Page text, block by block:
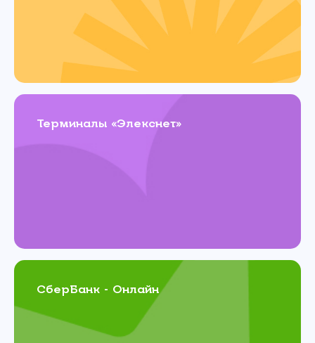
Терминалы «Элекснет»
СберБанк - Онлайн